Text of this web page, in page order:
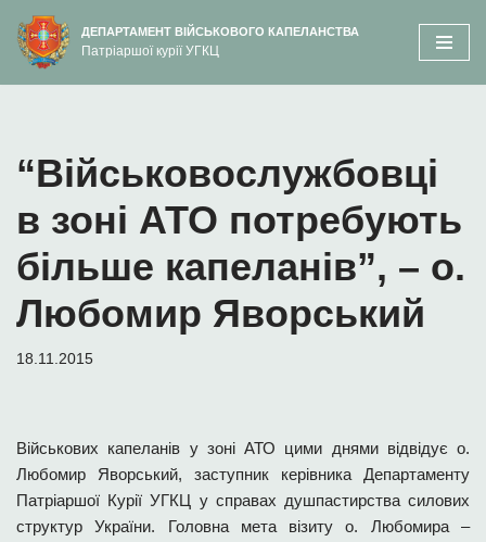
вмісту
Перейти
до
ДЕПАРТАМЕНТ ВІЙСЬКОВОГО КАПЕЛАНСТВА
Патріаршої курії УГКЦ
“Військовослужбовці
в зоні АТО потребують
більше капеланів”, – о.
Любомир Яворський
18.11.2015
Військових капеланів у зоні АТО цими днями відвідує о.
Любомир Яворський, заступник керівника Департаменту
Патріаршої Курії УГКЦ у справах душпастирства силових
структур України. Головна мета візиту о. Любомира –